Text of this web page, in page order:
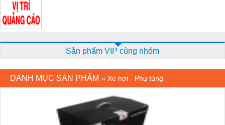
Sản phẩm VIP cùng nhóm
DANH MỤC SẢN PHẨM » Xe hơi - Phụ tùng